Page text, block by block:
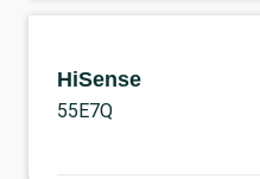
HiSense
55E7Q